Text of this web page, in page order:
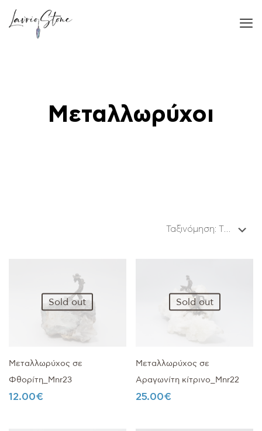
Μεταλλωρύχοι
Sold out
Μεταλλωρύχος σε
Φθορίτη_Mnr23
12.00€
Sold out
Μεταλλωρύχος σε
Αραγωνίτη κίτρινο_Mnr22
25.00€